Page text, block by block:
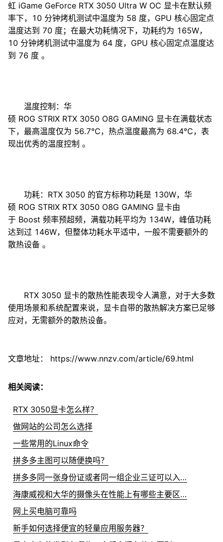
虹 iGame GeForce RTX 3050 Ultra W OC 显卡在默认频
率下，10 分钟烤机测试中温度为 58 度，GPU 核心固定点
温度达到 70 度；在最大功耗情况下，功耗约为 165W，
10 分钟烤机测试中温度为 64 度，GPU 核心固定点温度达
到 76 度 。
温度控制：华
硕 ROG STRIX RTX 3050 O8G GAMING 显卡在满载状态
下，最高温度仅为 56.7℃，热点温度最高为 68.4℃，表
现出优秀的温度控制 。
功耗：RTX 3050 的官方标称功耗是 130W，华
硕 ROG STRIX RTX 3050 O8G GAMING 显卡由
于 Boost 频率预超频，满载功耗平均为 134W，峰值功耗
达到过 146W，但整体功耗水平适中，一般不需要额外的
散热设备 。
RTX 3050 显卡的散热性能表现令人满意，对于大多数
使用场景和系统配置来说，显卡自带的散热解决方案已足够
应对，无需额外的散热设备。
文章地址： https://www.nnzv.com/article/69.html
相关阅读：
RTX 3050显卡怎么样？
做网站的公司怎么选择
一些常用的Linux命令
拼多多主图可以随便换吗？
拼多多同一张身份证或者同一组企业三证可以入驻几个店铺？
海康威视和大华的摄像头在性能上有哪些主要区别？
网上买电脑可靠吗
新手如何选择便宜的轻量应用服务器？